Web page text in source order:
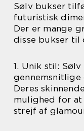
Sølv bukser
futuristisk
Der er mange
disse bukser til
1. Unik stil:
gennemsnitlige
Deres
mulighed for
strejf af